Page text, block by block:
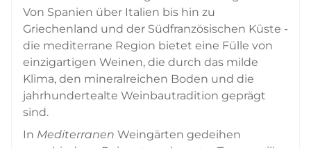
Von Spanien über Italien bis hin zu
Griechenland und der Südfranzösischen Küste -
die mediterrane Region bietet eine Fülle von
einzigartigen Weinen, die durch das milde
Klima, den mineralreichen Boden und die
jahrhundertealte Weinbautradition geprägt
sind.
In Mediterranen Weingärten gedeihen